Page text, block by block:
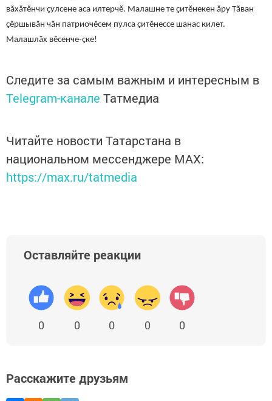
вăхăтӗнчи ҫулсене аса илтерчĕ. Малашне те ҫитĕнекен ӑру Тӑван
ҫĕршывӑн чӑн патриочĕсем пулса ҫитĕнессе шанас килет.
Малашлӑх вĕсенче-ҫке!
Следите за самым важным и интересным в
Telegram-канале Татмедиа
Читайте новости Татарстана в
национальном мессенджере MАХ:
https://max.ru/tatmedia
Оставляйте реакции
0 0 0 0 0
Расскажите друзьям